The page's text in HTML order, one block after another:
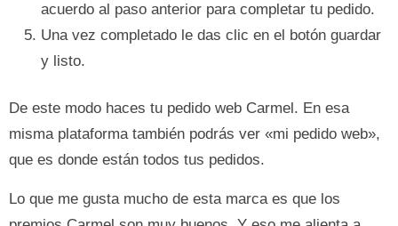
acuerdo al paso anterior para completar tu pedido.
Una vez completado le das clic en el botón guardar
y listo.
De este modo haces tu pedido web Carmel. En esa
misma plataforma también podrás ver «mi pedido web»,
que es donde están todos tus pedidos.
Lo que me gusta mucho de esta marca es que los